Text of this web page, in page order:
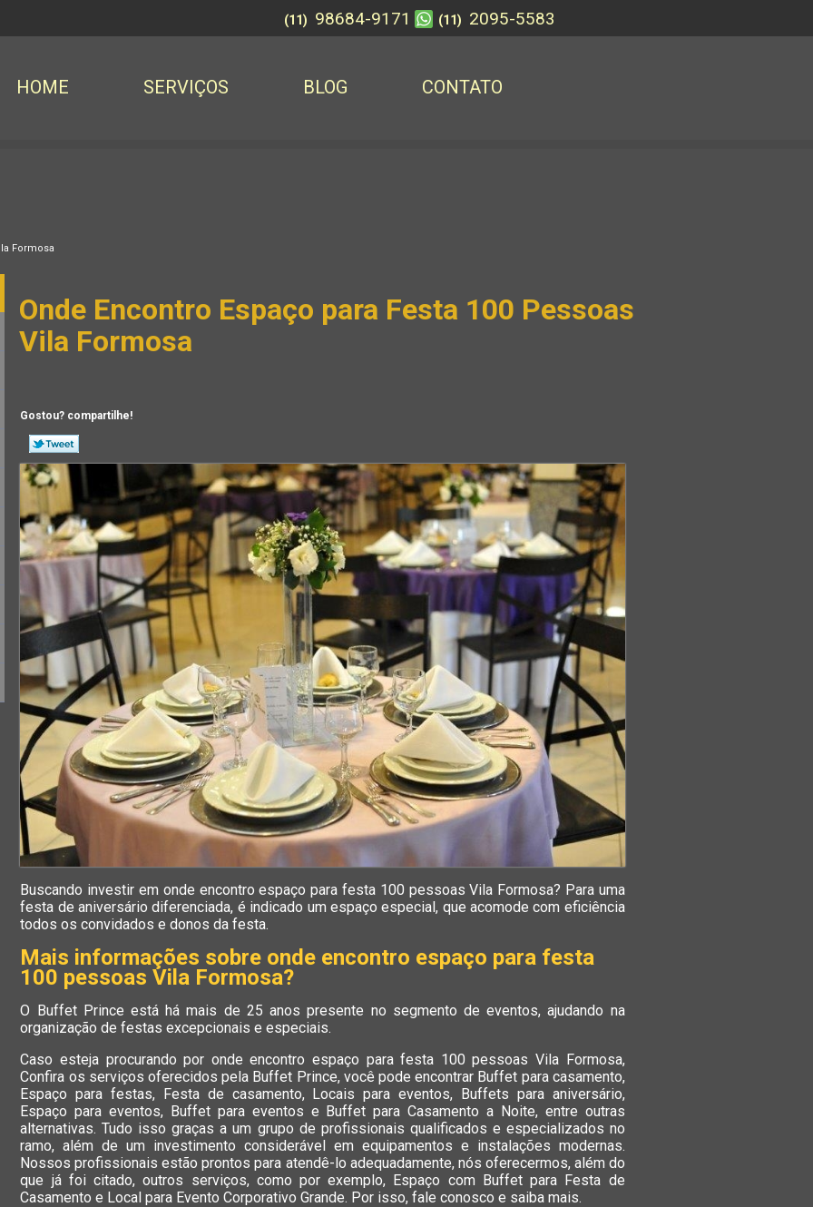
HOME SERVIÇOS BLOG CONTATO
(11) 98684-9171 (11) 2095-5583
Formosa
Onde Encontro Espaço para Festa 100 Pessoas
Vila Formosa
Gostou? compartilhe!
Buscando investir em onde encontro espaço para festa 100 pessoas Vila Formosa? Para uma
festa de aniversário diferenciada, é indicado um espaço especial, que acomode com eficiência
todos os convidados e donos da festa.
Mais informações sobre onde encontro espaço para festa
100 pessoas Vila Formosa?
O Buffet Prince está há mais de 25 anos presente no segmento de eventos, ajudando na
organização de festas excepcionais e especiais.
Caso esteja procurando por onde encontro espaço para festa 100 pessoas Vila Formosa,
Confira os serviços oferecidos pela Buffet Prince, você pode encontrar Buffet para casamento,
Espaço para festas, Festa de casamento, Locais para eventos, Buffets para aniversário,
Espaço para eventos, Buffet para eventos e Buffet para Casamento a Noite, entre outras
alternativas. Tudo isso graças a um grupo de profissionais qualificados e especializados no
ramo, além de um investimento considerável em equipamentos e instalações modernas.
Nossos profissionais estão prontos para atendê-lo adequadamente, nós oferecermos, além do
que já foi citado, outros serviços, como por exemplo, Espaço com Buffet para Festa de
Casamento e Local para Evento Corporativo Grande. Por isso, fale conosco e saiba mais.